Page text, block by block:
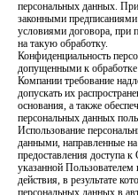
персональных данных. При
законными
условиями договора, при
на такую обработку.
Конфиденциальность
допущенными к обработке
Компании требование
допускать их
основания, а также
персональных данных
Использование
данными, направленные
предоставления доступа
указанной
действия, в результате
персональных данных в